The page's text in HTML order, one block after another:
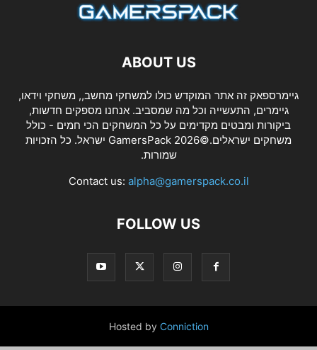
ABOUT US
גיימרספאק זה אתר המוקדש כולו למשחקי מחשב,, משחקי וידאו,
גיימרים, התעשייה וכל מה שמסביב. אנחנו מספקים חדשות,
ביקורות ומבטים מקדימים על כל המשחקים הכי חמים - כולל
משחקים ישראלים.©2026 GamersPack ישראל. כל הזכויות
שמורות.
Contact us: alpha@gamerspack.co.il
FOLLOW US
Hosted by Conniction